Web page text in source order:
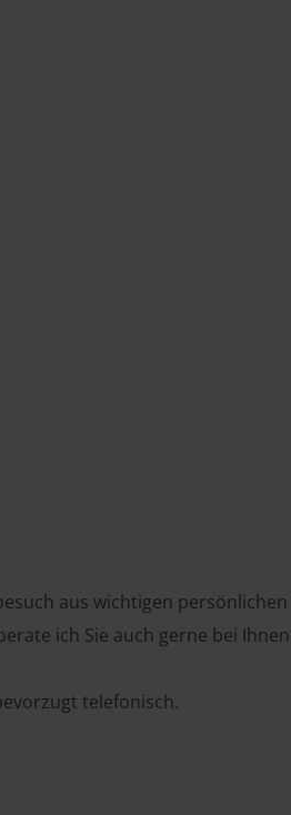
aus wichtigen persönlichen
ich Sie auch gerne bei Ihnen
telefonisch.